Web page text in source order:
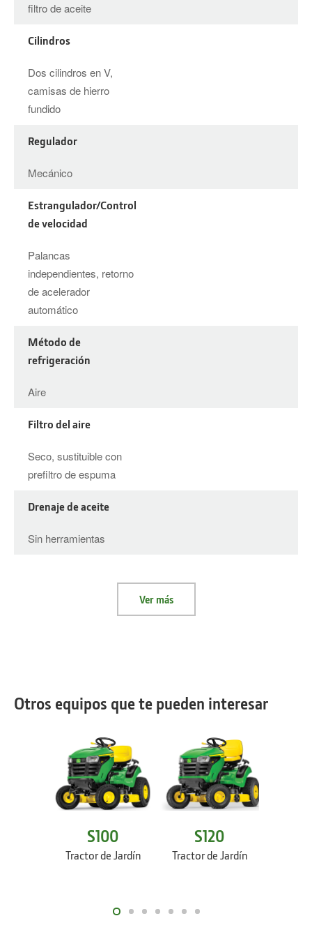
filtro de aceite
Cilindros
Dos cilindros en V,
camisas de hierro
fundido
Regulador
Mecánico
Estrangulador/Control
de velocidad
Palancas
independientes, retorno
de acelerador
automático
Método de
refrigeración
Aire
Filtro del aire
Seco, sustituible con
prefiltro de espuma
Drenaje de aceite
Sin herramientas
Ver más
Otros equipos que te pueden interesar
S100
Tractor de Jardín
S120
Tractor de Jardín